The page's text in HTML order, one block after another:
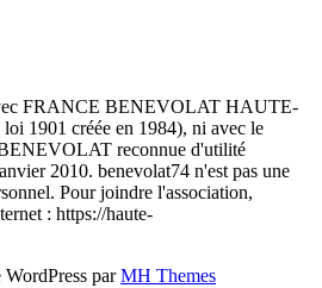
FRANCE BENEVOLAT HAUTE-
1901 créée en 1984), ni avec le
reconnue d'utilité
2010. benevolat74 n'est pas une
Pour joindre l'association,
: https://haute-
parMH Themes